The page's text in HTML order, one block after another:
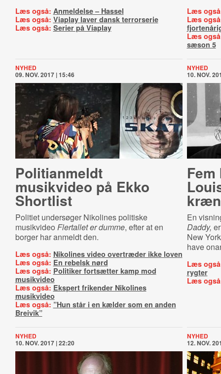
Læs også: Anmeldelse – Hassel
Læs også: Viaplay laver dansk terrorserie
Læs også: Serier på Viaplay
Læs
Læs
Læs
sæson 5
NYHED
09. NOV. 2017 | 15:46
Politianmeldt
musikvideo på Ekko
Shortlist
Politiet undersøger Nikolines politiske
musikvideo Flertallet er dumme, efter at en
borger har anmeldt den.
Læs også: Nikolines video overtræder ikke loven
Læs også: En rebelsk nørd
Læs også: Politiker fortsætter kamp mod
musikvideo
Læs også: Ekspert frikender Nikolines
musikvideo
Læs også: ”Hun står i en kælder som en anden
Breivik”
NYHED
10. NOV.
En
Daddy,
New
have
Læs
rygter
Læs
NYHED
10. NOV. 2017 | 22:20
NYHED
12. NOV.